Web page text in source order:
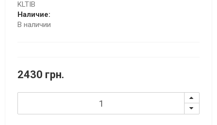
KLTIB
Наличие:
В наличии
2430 грн.